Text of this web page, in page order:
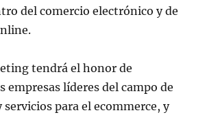
del comercio electrónico y de
tendrá el honor de
empresas líderes del campo de
para el ecommerce, y